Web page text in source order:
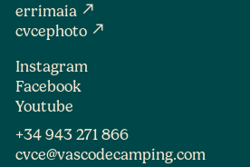
errimaia north_east
cvcephoto north_east
Instagram
Facebook
Youtube
+34 943 271 866
cvce@vascodecamping.com